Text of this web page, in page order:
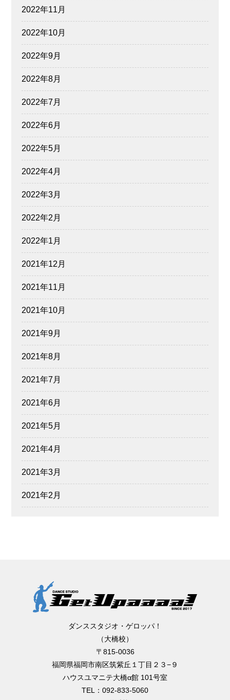
2022年11月
2022年10月
2022年9月
2022年8月
2022年7月
2022年6月
2022年5月
2022年4月
2022年3月
2022年2月
2022年1月
2021年12月
2021年11月
2021年10月
2021年9月
2021年8月
2021年7月
2021年6月
2021年5月
2021年4月
2021年3月
2021年2月
ダンススタジオ・ゲロッパ！
（大橋校）
〒815-0036
福岡県福岡市南区筑紫丘１丁目２３−９
ハウスユマニテ大橋α館 101号室
TEL：092-833-5060